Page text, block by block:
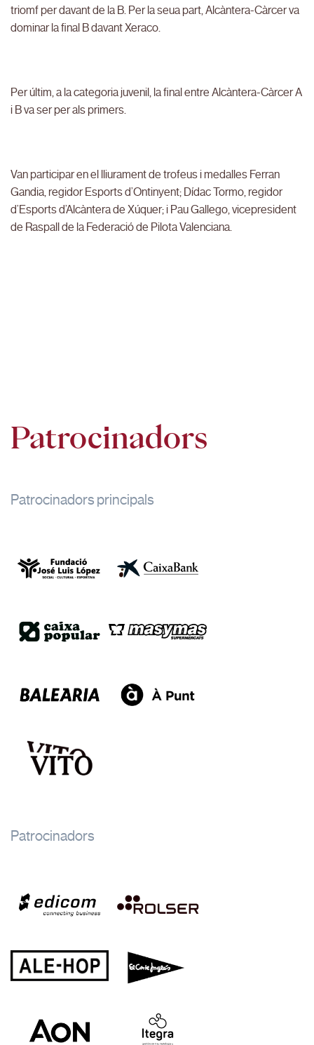
triomf per davant de la B. Per la seua part, Alcàntera-Càrcer va
dominar la final B davant Xeraco.
Per últim, a la categoria juvenil, la final entre Alcàntera-Càrcer A
i B va ser per als primers.
Van participar en el lliurament de trofeus i medalles Ferran
Gandia, regidor Esports d’Ontinyent; Dídac Tormo, regidor
d’Esports d’Alcàntera de Xúquer; i Pau Gallego, vicepresident
de Raspall de la Federació de Pilota Valenciana.
Patrocinadors
Patrocinadors principals
Patrocinadors